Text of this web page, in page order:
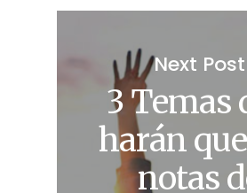
Next Post
3 Temas
harán
notas